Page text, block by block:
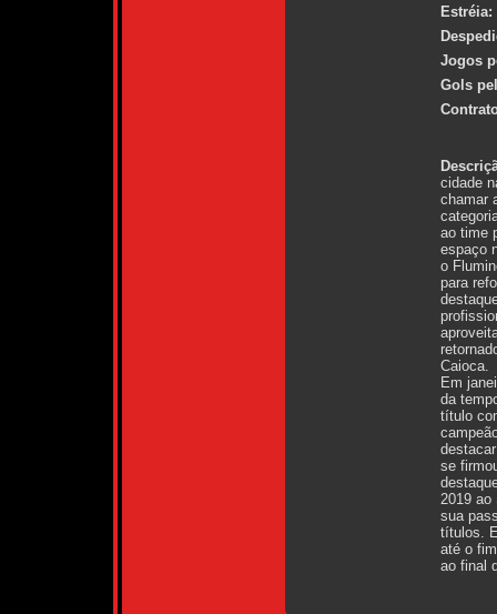
Estréia:
Jogos
Gols
cidade
chamar
ao time
espaço
o
para
Caioca.
Em
da
título
se
2019 ao
sua
títulos.
até o
ao final